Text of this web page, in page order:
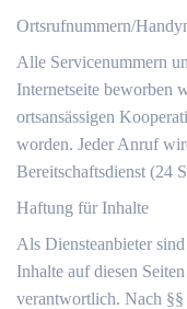
Ortsrufnummern/
Alle Servicenummern
Internetseite beworben
ortsansässigen
worden. Jeder Anruf
Bereitschaftsdienst (24
Haftung für Inhalte
Als Diensteanbieter
Inhalte auf diesen
verantwortlich. Nach